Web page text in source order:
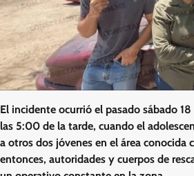
El incidente ocurrió el pasado sábado
las 5:00 de la tarde, cuando el
a otros dos jóvenes en el área conocida
entonces, autoridades y cuerpos de